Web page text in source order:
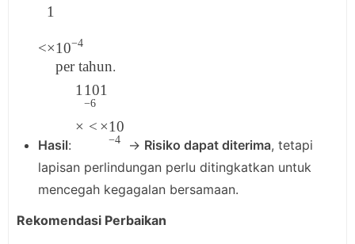
<
1
×10−4
per tahun.
Hasil:
1
×
10
−6
<
1
×10
−4 → Risiko dapat diterima, tetapi
lapisan perlindungan perlu ditingkatkan untuk
mencegah kegagalan bersamaan.
Rekomendasi Perbaikan